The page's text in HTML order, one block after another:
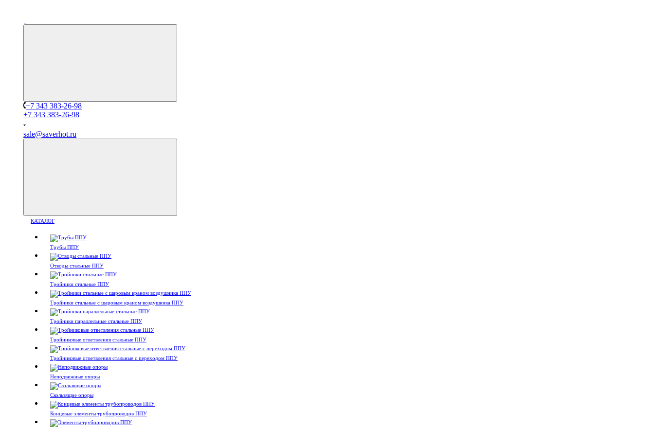
+7 343 383-26-98
+7 343 383-26-98
sale@saverhot.ru
КАТАЛОГ
Трубы ППУ
Отводы стальные ППУ
Тройники стальные ППУ
Тройники стальные с шаровым краном воздушника ППУ
Тройники параллельные стальные ППУ
Тройниковые ответвления стальные ППУ
Тройниковые ответвления стальные с переходом ППУ
Неподвижные опоры
Скользящие опоры
Концевые элементы трубопроводов ППУ